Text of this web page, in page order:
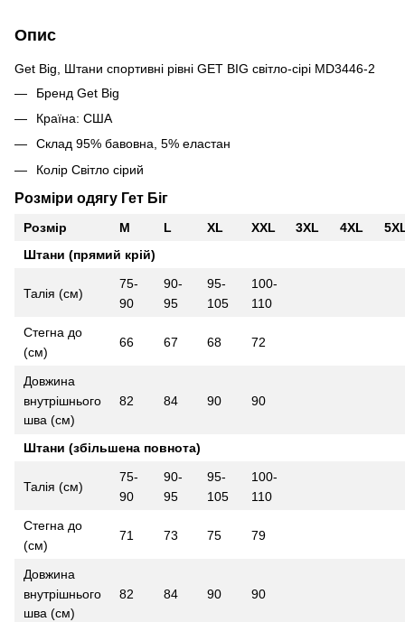
Опис
Get Big, Штани спортивні рівні GET BIG світло-сірі MD3446-2
Бренд Get Big
Країна: США
Склад 95% бавовна, 5% еластан
Колір Світло сірий
Розміри одягу Гет Біг
Розмір M L XL XXL 3XL 4XL
Штани (прямий крій)
Талія (см)
75-
90
90-
95
95-
105
100-
110
Стегна до
(см)
66 67 68 72
Довжина
внутрішнього
шва (см)
82 84 90 90
Штани (збільшена повнота)
Талія (см)
75-
90
90-
95
95-
105
100-
110
Стегна до
(см)
71 73 75 79
Довжина
внутрішнього
шва (см)
82 84 90 90